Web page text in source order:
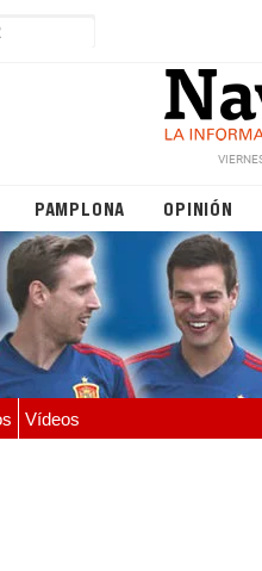
PAMPLONA OPINIÓN
Vídeos